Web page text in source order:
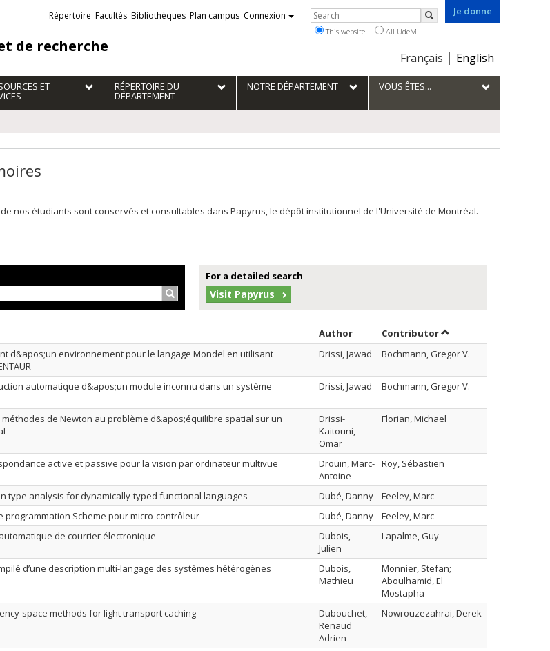
de recherche
Je donne
Choix
la
langue
Français English
Liens
externes
Répertoire Facultés Bibliothèques Plan campus Connexion Rechercher
Search
This website All UdeM
ET RÉPERTOIRE DU
DÉPARTEMENT
NOTRE DÉPARTEMENT VOUS ÊTES...
nos étudiants sont conservés et consultables dans Papyrus, le dépôt institutionnel de l'Université de Montréal.
Search…
For a detailed search
Visit Papyrus
order
in ascending order Author Sort by author in ascending order
Contributorby contributor in
d&apos;un environnement pour le langage Mondel en utilisant
Drissi, Jawad Bochmann, Gregor V.
automatique d&apos;un module inconnu dans un système
Drissi, Jawad Bochmann, Gregor V.
de Newton au problème d&apos;équilibre spatial sur un
Drissi-
Kaitouni,
Omar
Florian, Michael
active et passive pour la vision par ordinateur multivue
Drouin, Marc-
Antoine
Roy, Sébastien
type analysis for dynamically-typed functional languages Dubé, Danny
Feeley, Marc
programmation Scheme pour micro-contrôleur Dubé, Danny
Feeley, Marc
de courrier électronique
Dubois,
Julien
Lapalme, Guy
d’une description multi-langage des systèmes hétérogènes
Dubois,
Mathieu
Monnier, Stefan;
Aboulhamid, El
Mostapha
space methods for light transport caching
Dubouchet,
Renaud
Adrien
Nowrouzezahrai, Derek